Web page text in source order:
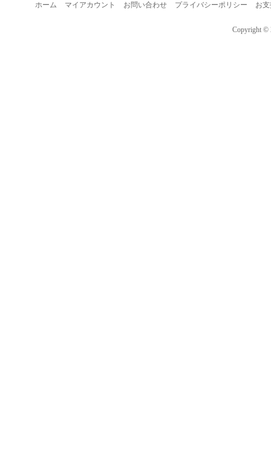
ホーム マイアカウント お問い合わせ プライバシーポリシー お
Copyright ©